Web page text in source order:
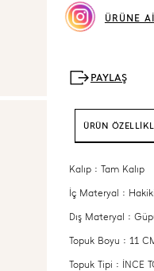
ÜRÜNE
ÜRÜN
Kalıp : Tam Kalıp
İç Materyal :
Dış Materyal :
Topuk Boyu : 11
Topuk Tipi : İNCE